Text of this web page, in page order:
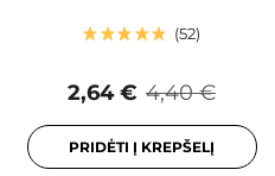
52
4,40 €
2,64 €
PRIDĖTI Į KREPŠELĮ